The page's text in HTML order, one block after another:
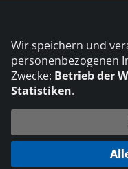
Die DVS Media
©
Wir speichern und
personenbezogenen
Zwecke: Betrieb der
Statistiken.